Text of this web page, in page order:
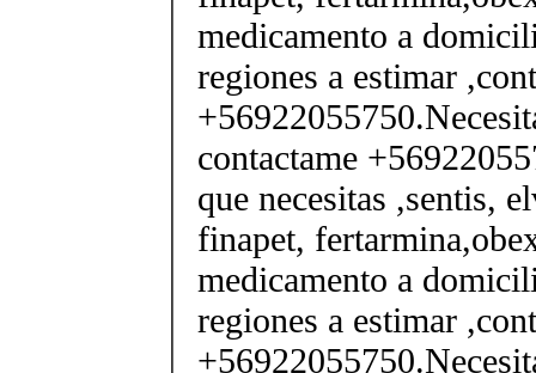
medicamento a
regiones a estimar
contactame
que necesitas ,sentis,
finapet,
medicamento a
regiones a estimar